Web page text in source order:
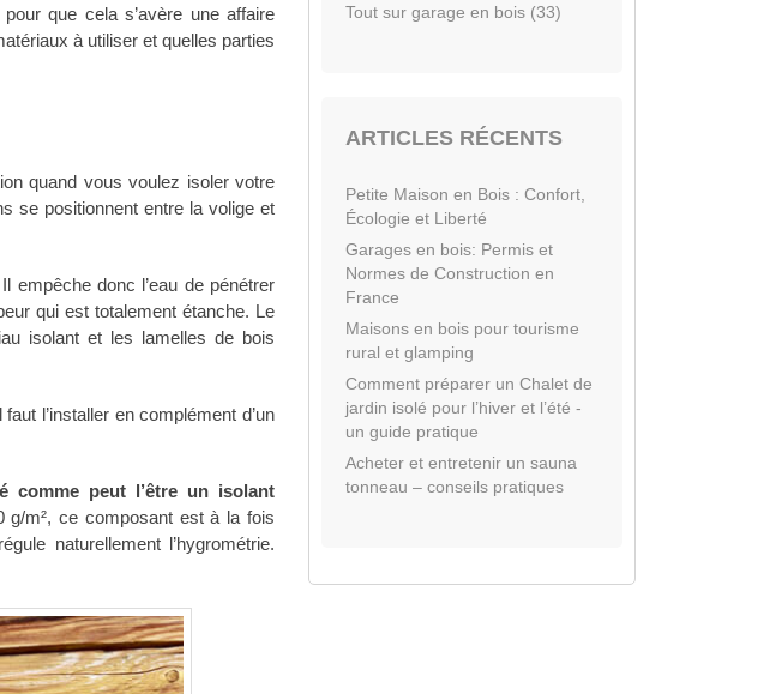
que cela s’avère une affaire
à utiliser et quelles parties
quand vous voulez isoler votre
se positionnent entre la volige et
Il empêche donc l’eau de pénétrer
qui est totalement étanche. Le
isolant et les lamelles de bois
l’installer en complément d’un
comme peut l’être un isolant
m², ce composant est à la fois
naturellement l’hygrométrie.
Tout sur garage en bois (33)
ARTICLES RÉCENTS
Petite Maison en Bois : Confort,
Écologie et Liberté
Garages en bois: Permis et
Normes de Construction en
France
Maisons en bois pour tourisme
rural et glamping
Comment préparer un Chalet de
jardin isolé pour l’hiver et l’été -
un guide pratique
Acheter et entretenir un sauna
tonneau – conseils pratiques